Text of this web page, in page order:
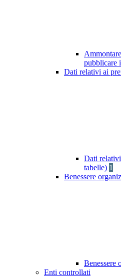
pubblicare
Dati relativi ai
Dati
tabelle) 1
Benessere
Benessere
Enti controllati